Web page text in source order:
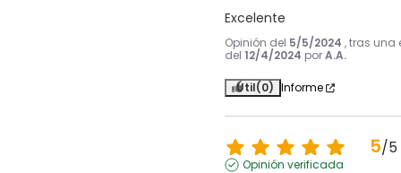
Excelente
Opinión del 5/5/2024 , tras una
del 12/4/2024 porA.A.
Útil(0) Informe
5/5
Opinión verificada